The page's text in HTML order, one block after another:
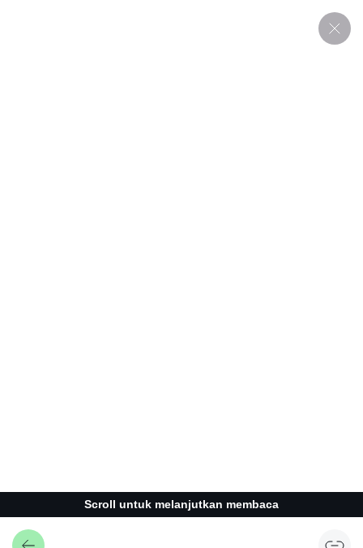
Scroll untuk melanjutkan membaca